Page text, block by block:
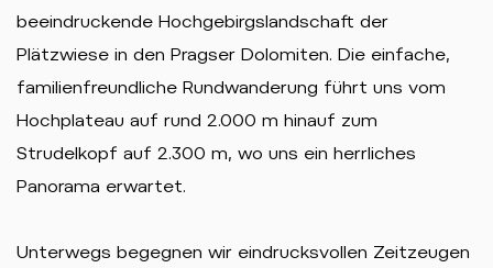
beeindruckende Hochgebirgslandschaft der
Plätzwiese in den Pragser Dolomiten. Die einfache,
familienfreundliche Rundwanderung führt uns vom
Hochplateau auf rund 2.000 m hinauf zum
Strudelkopf auf 2.300 m, wo uns ein herrliches
Panorama erwartet.
Unterwegs begegnen wir eindrucksvollen Zeitzeugen